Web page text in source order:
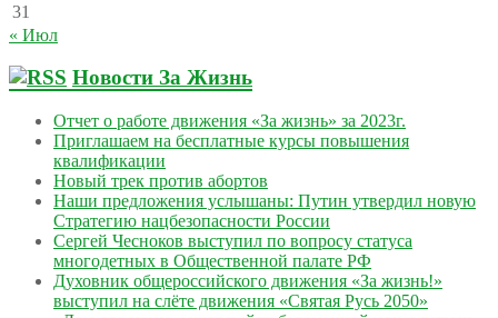
31
« Июл
Новости За Жизнь
Отчет о работе движения «За жизнь» за 2023г.
Приглашаем на бесплатные курсы повышения
квалификации
Новый трек против абортов
Наши предложения услышаны: Путин утвердил новую
Стратегию нацбезопасности России
Сергей Чесноков выступил по вопросу статуса
многодетных в Общественной палате РФ
Духовник общероссийского движения «За жизнь!»
выступил на слёте движения «Святая Русь 2050»